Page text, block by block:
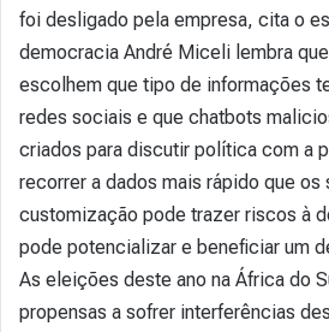
foi desligado pela empresa, cita o
democracia André Miceli lembra
escolhem que tipo de informações
redes sociais e que chatbots
criados para discutir política com a
recorrer a dados mais rápido que os
customização pode trazer riscos à
pode potencializar e beneficiar um
As eleições deste ano na África do
propensas a sofrer interferências